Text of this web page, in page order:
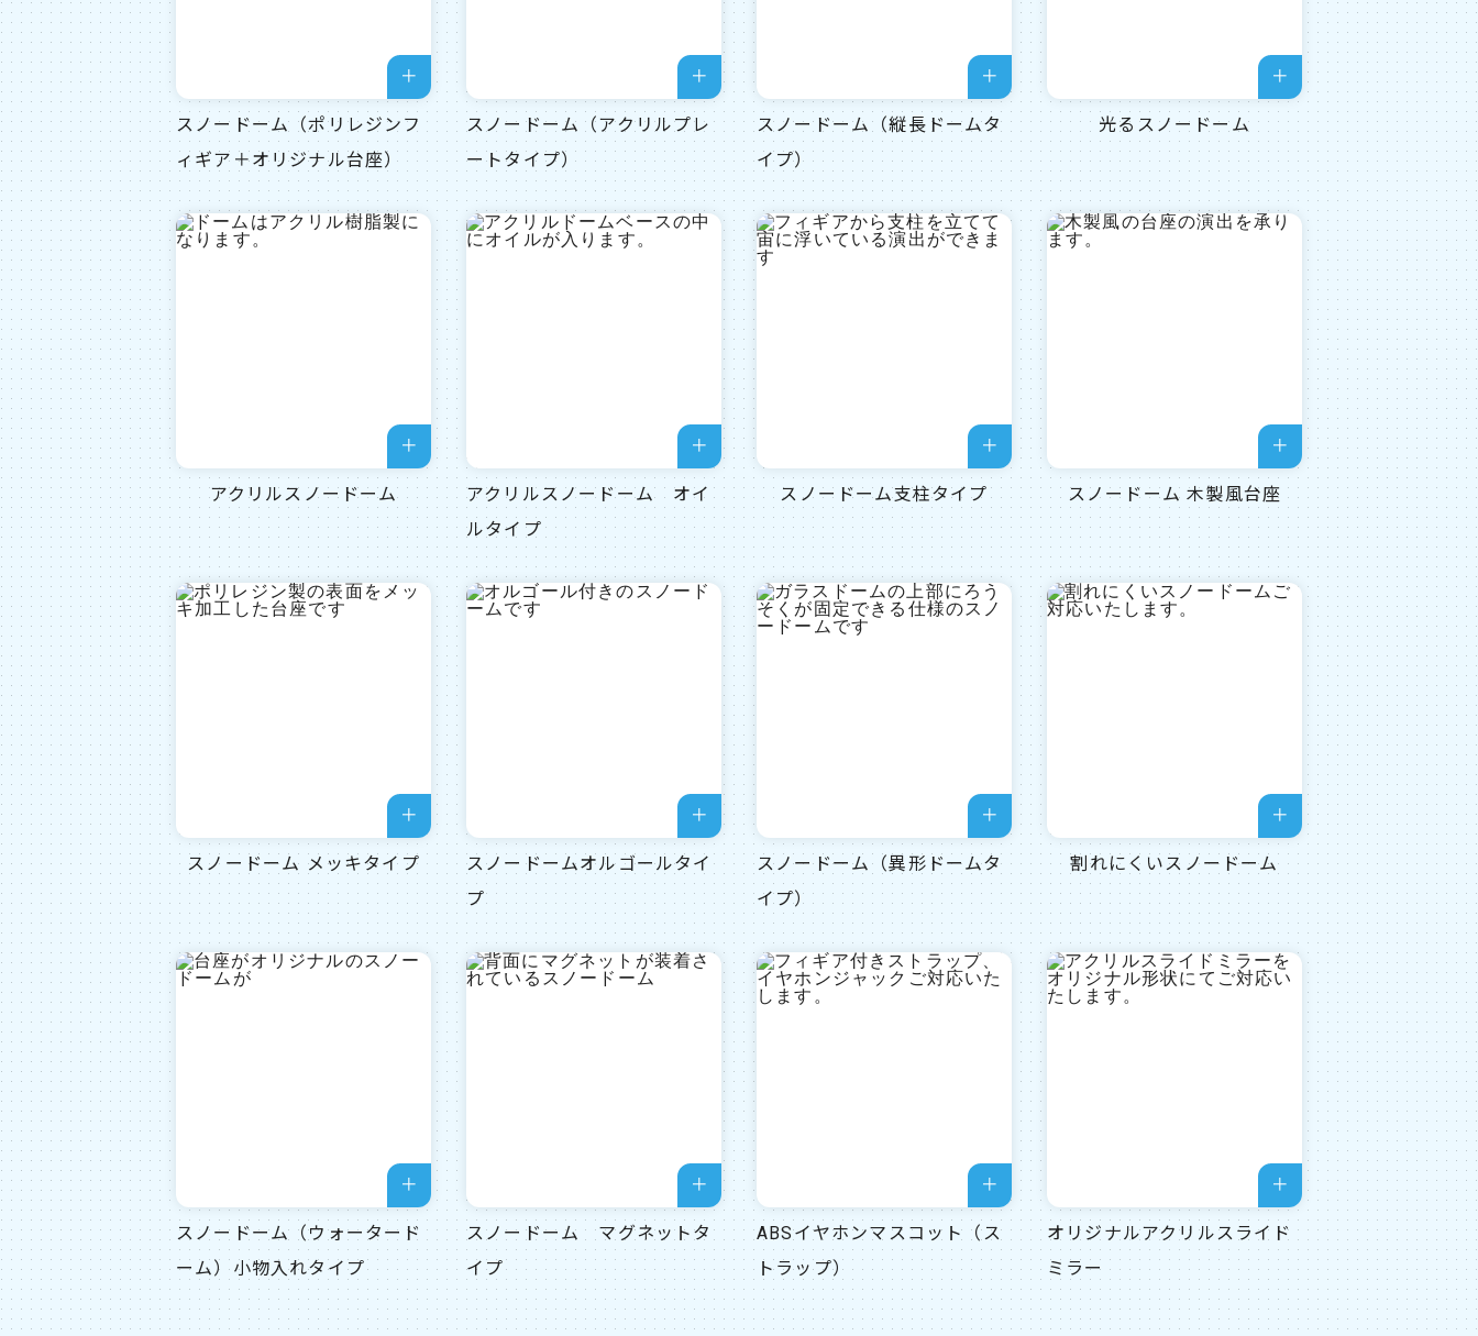
スノードーム（ポリレジンフ
ィギア＋オリジナル台座）
スノードーム（アクリルプレ
ートタイプ）
スノードーム（縦長ドームタ
イプ）
光るスノードーム
アクリルスノードーム
アクリルスノードーム オイ
ルタイプ
スノードーム支柱タイプ スノードーム 木製風台座
スノードーム メッキタイプ
スノードームオルゴールタイ
プ
スノードーム（異形ドームタ
イプ）
割れにくいスノードーム
スノードーム（ウォータード
ーム）小物入れタイプ
スノードーム マグネットタ
イプ
ABSイヤホンマスコット（ス
トラップ）
オリジナルアクリルスライド
ミラー